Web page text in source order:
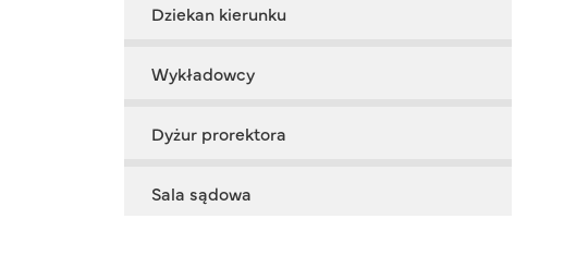
Dziekan kierunku
Wykładowcy
Dyżur prorektora
Sala sądowa